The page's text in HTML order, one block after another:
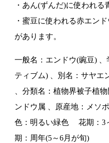
・あん(ずんだ)に使われる
・蜜豆に使われる赤エンド
があります。
一般名：エンドウ(豌豆) 、
ティブム) 、別名：サヤエ
、分類名：植物界被子植
ンドウ属 、原産地：メ
色：明るい緑色 花期：3
期：周年(5～6月が旬)